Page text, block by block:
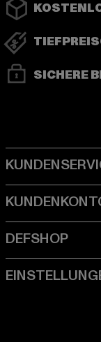
SICHERE